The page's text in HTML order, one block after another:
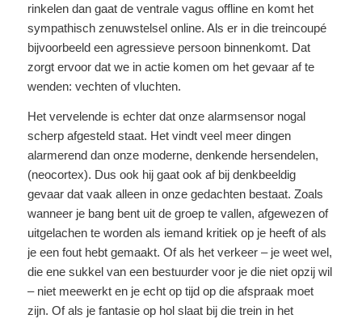
rinkelen dan gaat de ventrale vagus offline en komt het
sympathisch zenuwstelsel online. Als er in die treincoupé
bijvoorbeeld een agressieve persoon binnenkomt. Dat
zorgt ervoor dat we in actie komen om het gevaar af te
wenden: vechten of vluchten.
Het vervelende is echter dat onze alarmsensor nogal
scherp afgesteld staat. Het vindt veel meer dingen
alarmerend dan onze moderne, denkende hersendelen,
(neocortex). Dus ook hij gaat ook af bij denkbeeldig
gevaar dat vaak alleen in onze gedachten bestaat. Zoals
wanneer je bang bent uit de groep te vallen, afgewezen of
uitgelachen te worden als iemand kritiek op je heeft of als
je een fout hebt gemaakt. Of als het verkeer – je weet wel,
die ene sukkel van een bestuurder voor je die niet opzij wil
– niet meewerkt en je echt op tijd op die afspraak moet
zijn. Of als je fantasie op hol slaat bij die trein in het